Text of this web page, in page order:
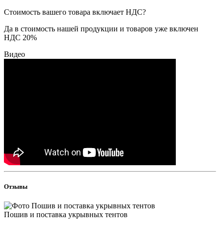
Стоимость вашего товара включает НДС?
Да в стоимость нашей продукции и товаров уже включен
НДС 20%
Видео
Отзывы
Пошив и поставка укрывных тентов